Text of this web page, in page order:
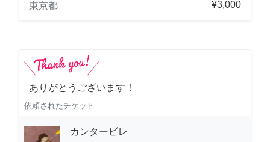
東京都 ¥3,000
ありがとうございます！
依頼されたチケット
カンタービレ